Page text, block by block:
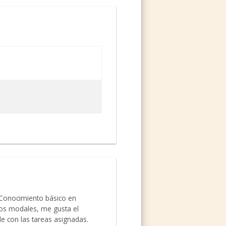
básico en
modales, me gusta el
con las tareas asignadas.